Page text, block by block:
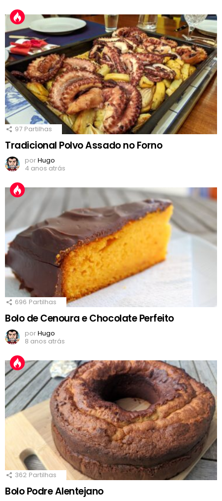
97 Partilhas
Tradicional Polvo Assado no Forno
porHugo
4 anos atrás
696 Partilhas
Bolo de Cenoura e Chocolate Perfeito
porHugo
8 anos atrás
362 Partilhas
Bolo Podre Alentejano